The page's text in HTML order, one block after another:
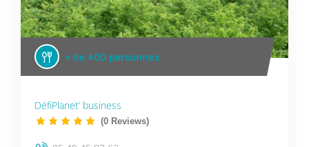
+ de 400 personnes
DéfiPlanet’ business
(0 Reviews)